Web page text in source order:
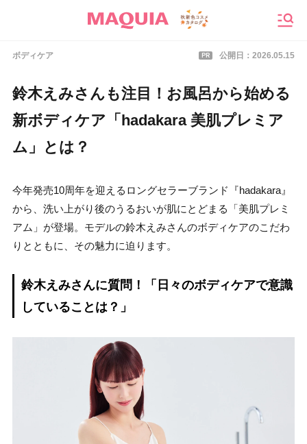
ボディケア PR 公開日： 2026.05.15
鈴木えみさんも注目！お風呂から始める
新ボディケア「hadakara 美肌プレミア
ム」とは？
今年発売10周年を迎えるロングセラーブランド『hadakara』
から、洗い上がり後のうるおいが肌にとどまる「美肌プレミ
アム」が登場。モデルの鈴木えみさんのボディケアのこだわ
りとともに、その魅力に迫ります。
鈴木えみさんに質問！「日々のボディケアで意識
していることは？」